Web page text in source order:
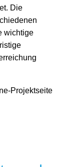
Die
wichtige
Projektseite